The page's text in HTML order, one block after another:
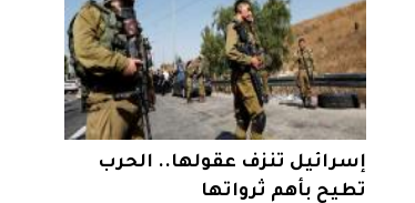
إسرائيل تنزف عقولها.. الحرب
تطيح بأهم ثرواتها